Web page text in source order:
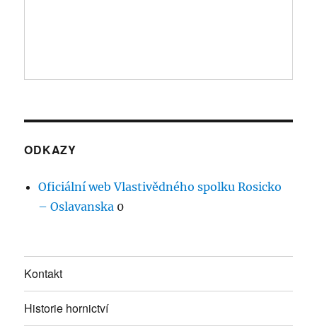
ODKAZY
Oficiální web Vlastivědného spolku Rosicko
– Oslavanska 0
Kontakt
Historie hornictví